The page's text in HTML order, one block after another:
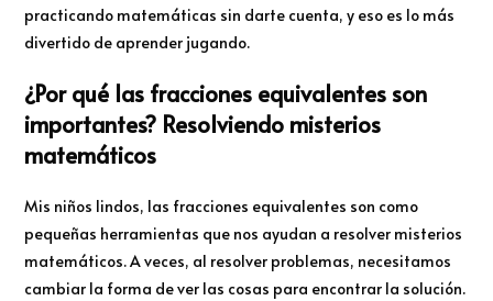
practicando matemáticas sin darte cuenta, y eso es lo más
divertido de aprender jugando.
¿Por qué las fracciones equivalentes son
importantes? Resolviendo misterios
matemáticos
Mis niños lindos, las fracciones equivalentes son como
pequeñas herramientas que nos ayudan a resolver misterios
matemáticos. A veces, al resolver problemas, necesitamos
cambiar la forma de ver las cosas para encontrar la solución.